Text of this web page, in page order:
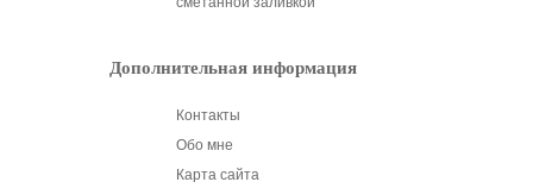
Дополнительная информация
Контакты
Обо мне
Карта сайта